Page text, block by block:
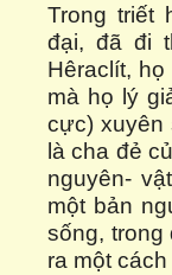
Trong triết
đại, đã đi
Hêraclít,
mà họ lý
cực) xuyên
là cha đẻ
nguyên-
một bản
sống, trong
ra một